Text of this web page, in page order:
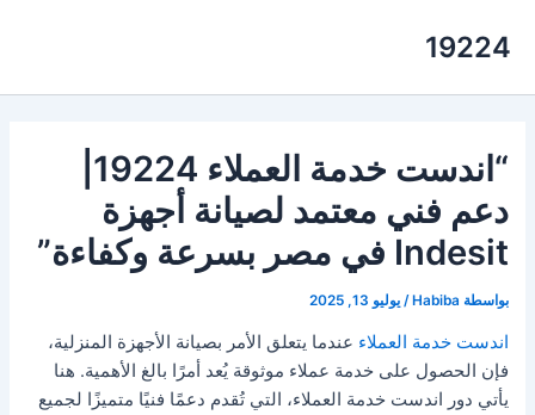
19224
دعم فني معتمد لصيانة أجهزة
Indesit في مصر بسرعة وكفاءة”
بواسطة Habiba
/يوليو 13, 2025
اندست خدمة العملاء عندما يتعلق الأمر بصيانة الأجهزة المنزلية،
فإن الحصول على خدمة عملاء موثوقة يُعد أمرًا بالغ الأهمية. هنا
يأتي دور اندست خدمة العملاء، التي تُقدم دعمًا فنيًا متميزًا لجميع